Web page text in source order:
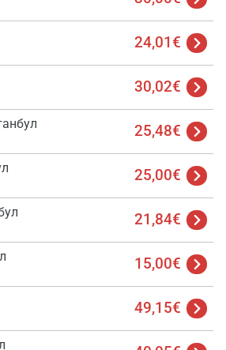
24,01€
30,02€
25,48€
25,00€
21,84€
15,00€
49,15€